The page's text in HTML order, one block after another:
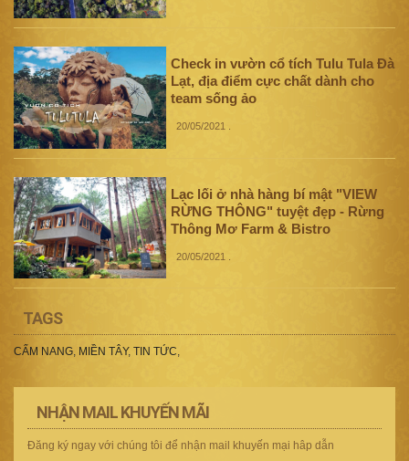
Check in vườn cổ tích Tulu Tula Đà
Lạt, địa điểm cực chất dành cho
team sống ảo
20/05/2021
Lạc lối ở nhà hàng bí mật "VIEW
RỪNG THÔNG" tuyệt đẹp - Rừng
Thông Mơ Farm & Bistro
20/05/2021
TAGS
CẨM NANG, MIỀN TÂY, TIN TỨC,
NHẬN MAIL KHUYẾN MÃI
Đăng ký ngay với chúng tôi để nhận mail khuyến mại hâp dẫn